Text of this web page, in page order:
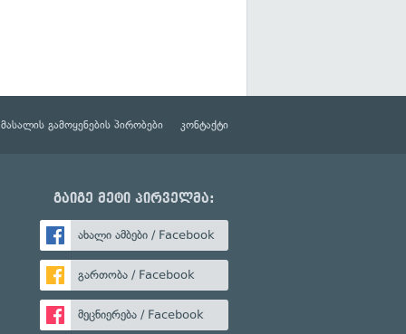
მასალის გამოყენების პირობები კონტაქტი
გაიგე მეტი პირველმა:
ახალი ამბები / Facebook
გართობა / Facebook
მეცნიერება / Facebook